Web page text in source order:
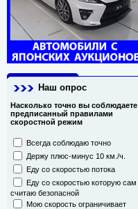
Наш опрос
Насколько точно вы соблюдаете
предписанный правилами
скоростной режим
Всегда соблюдаю точно
Держу плюс-минус 10 км./ч.
Еду со скоростью потока
Еду со скоростью которую сам
считаю безопасной
Мою скорость ограничивает